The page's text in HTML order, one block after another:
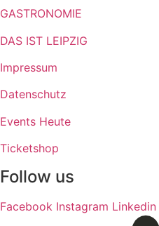
GASTRONOMIE
DAS IST LEIPZIG
Impressum
Datenschutz
Events Heute
Ticketshop
Follow us
Facebook Instagram Linkedin